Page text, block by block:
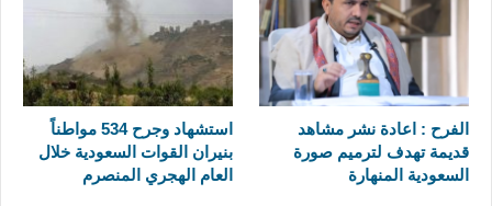
الفرح : اعادة نشر مشاهد
قديمة تهدف لترميم صورة
السعودية المنهارة
استشهاد وجرح 534 مواطناً
بنيران القوات السعودية خلال
العام الهجري المنصرم